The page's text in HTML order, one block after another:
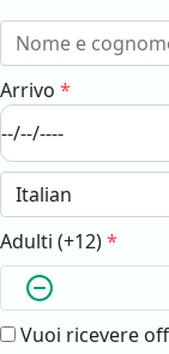
Arrivo *
Adulti (+12)*
Vuoi ricevere